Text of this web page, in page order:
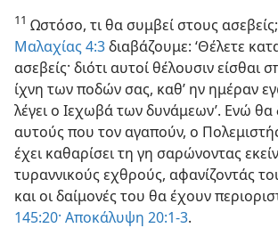
11 Ωστόσο, τι θα συμβεί στους
Μαλαχίας 4:3διαβάζουμε: ‘Θέλετε
ασεβείς· διότι αυτοί θέλουσιν είσθαι
ίχνη των ποδών σας, καθ’ ην ημέραν
λέγει ο Ιεχωβά των δυνάμεων’. Ενώ θα
αυτούς που τον αγαπούν, ο
έχει καθαρίσει τη γη σαρώνοντας
τυραννικούς εχθρούς, αφανίζοντάς
και οι δαίμονές του θα έχουν
145:20· Αποκάλυψη 20:1-3.